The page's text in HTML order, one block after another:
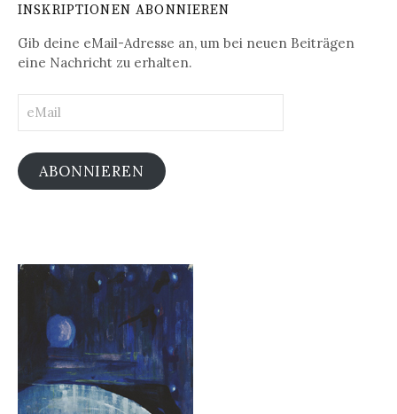
INSKRIPTIONEN ABONNIEREN
Gib deine eMail-Adresse an, um bei neuen Beiträgen
eine Nachricht zu erhalten.
ABONNIEREN